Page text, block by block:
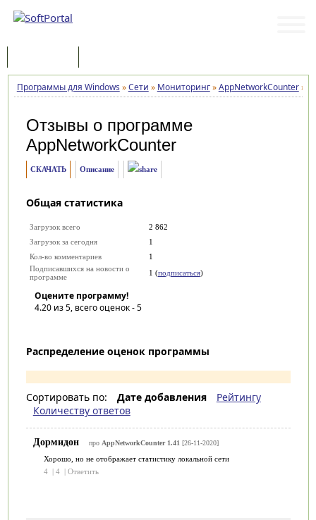
Программы для Windows »Сети » Мониторинг»AppNetworkCounter»
Отзывы о программе
AppNetworkCounter
СКАЧАТЬ Описание
Общая статистика
Загрузок всего
2 862
Загрузок за сегодня
1
Кол-во комментариев
1
Подписавшихся на новости о
программе
1 (подписаться)
Оцените программу!
4.20из 5, всего оценок -5
Распределение оценок программы
Сортировать по: Дате добавления
Рейтингу
Количеству ответов
Дормидон про AppNetworkCounter 1.41 [26-11-2020]
Хорошо, но не отображает статистику локальной сети
4 | 4 | Ответить